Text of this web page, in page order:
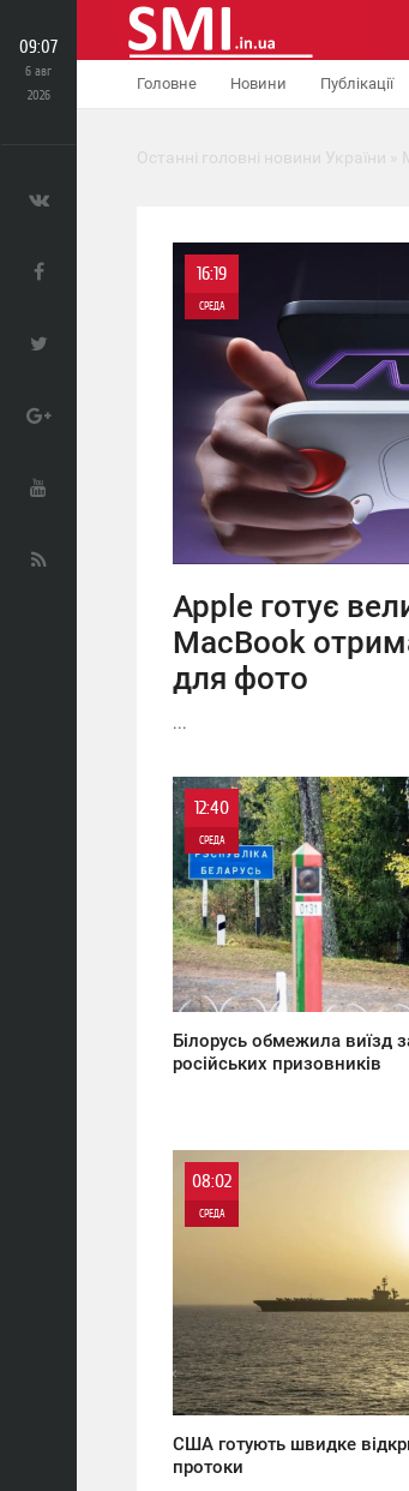
Головне Новини Публікації
09:07
6 авг
2026
Останні головні новини України »
16:19
СРЕДА
0
Apple готує
MacBook
для фото
...
12:40
СРЕДА
0
0
Білорусь обмежила виїзд
російських призовників
08:02
СРЕДА
США готують швидке
протоки